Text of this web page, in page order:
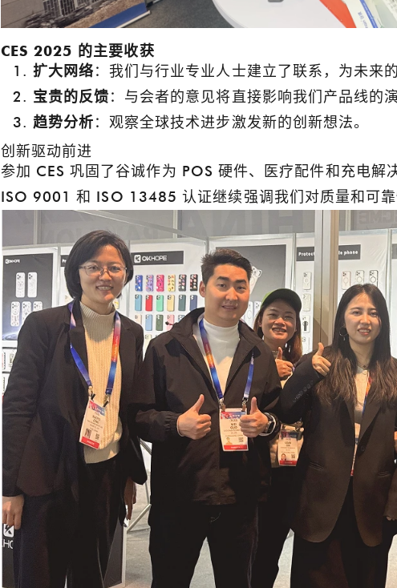
CES 2025 的主要收获
扩大网络：我们与行业专业人士建立了联系，为未来
宝贵的反馈：与会者的意见将直接影响我们产品线的演
趋势分析：观察全球技术进步激发新的创新想法。
创新驱动前进
参加 CES 巩固了谷诚作为 POS 硬件、医疗配件和充电解
ISO 9001 和 ISO 13485 认证继续强调我们对质量和可靠